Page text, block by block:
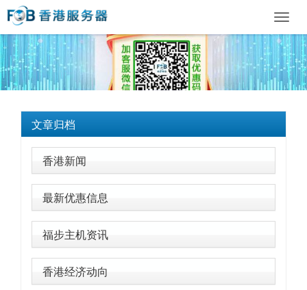
文章归档
香港新闻
最新优惠信息
福步主机资讯
香港经济动向